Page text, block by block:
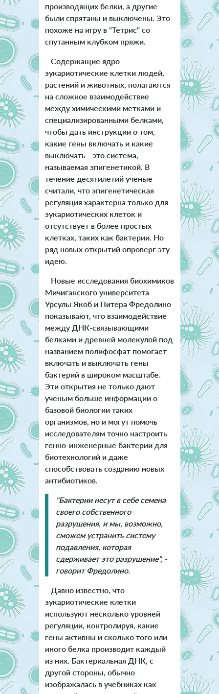
производящих белки, а другие
были спрятаны и выключены. Это
похоже на игру в "Тетрис" со
спутанным клубком пряжи.
Содержащие ядро
эукариотические клетки людей,
растений и животных, полагаются
на сложное взаимодействие
между химическими метками и
специализированными белками,
чтобы дать инструкции о том,
какие гены включать и какие
выключать - это система,
называемая эпигенетикой. В
течение десятилетий ученые
считали, что эпигенетическая
регуляция характерна только для
эукариотических клеток и
отсутствует в более простых
клетках, таких как бактерии. Но
ряд новых открытий опроверг эту
идею.
Новые исследования биохимиков
Мичиганского университета
Урсулы Якоб и Питера Фредолино
показывают, что взаимодействие
между ДНК-связывающими
белками и древней молекулой под
названием полифосфат помогает
включать и выключать гены
бактерий в широком масштабе.
Эти открытия не только дают
ученым больше информации о
базовой биологии таких
организмов, но и могут помочь
исследователям точно настроить
генно-инженерные бактерии для
биотехнологий и даже
способствовать созданию новых
антибиотиков.
"Бактерии несут в себе семена
своего собственного
разрушения, и мы, возможно,
сможем устранить систему
подавления, которая
сдерживает это разрушение", -
говорит Фредолино.
Давно известно, что
эукариотические клетки
используют несколько уровней
регуляции, контролируя, какие
гены активны и сколько того или
иного белка производит каждый
из них. Бактериальная ДНК, с
другой стороны, обычно
изображалась в учебниках как